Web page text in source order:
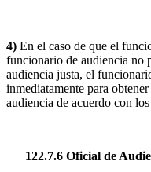
4) En el caso de que el
funcionario de audiencia no
audiencia justa, el
inmediatamente para
audiencia de acuerdo con
122.7.6 Oficial de